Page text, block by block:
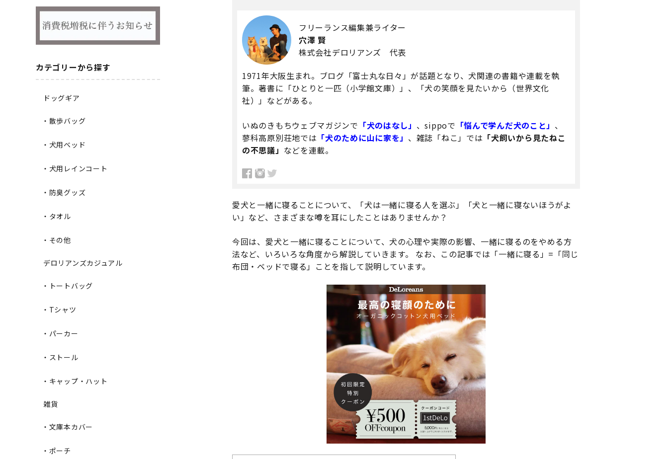
フリーランス編集兼ライター
穴澤 賢
株式会社デロリアンズ 代表
1971年大阪生まれ。ブログ「富士丸な日々」が話題となり、犬関連の書籍や連載を執
筆。著書に「ひとりと一匹（小学館文庫）」、「犬の笑顔を見たいから（世界文化
社）」などがある。
いぬのきもちウェブマガジンで 「犬のはなし」 、sippoで 「悩んで学んだ犬のこと」 、
蓼科高原別荘地では 「犬のために山に家を」 、雑誌「ねこ」では 「犬飼いから見たねこ
の不思議」 などを連載。
愛犬と一緒に寝ることについて、「犬は一緒に寝る人を選ぶ」「犬と一緒に寝ないほうがよ
い」など、さまざまな噂を耳にしたことはありませんか？
今回は、愛犬と一緒に寝ることについて、犬の心理や実際の影響、一緒に寝るのをやめる方
法など、いろいろな角度から解説していきます。 なお、この記事では「一緒に寝る」=「同じ
布団・ベッドで寝る」ことを指して説明しています。
カテゴリーから探す
ドッグギア
・散歩バッグ
・犬用ベッド
・犬用レインコート
・防臭グッズ
・タオル
・その他
デロリアンズカジュアル
・トートバッグ
・Tシャツ
・パーカー
・ストール
・キャップ・ハット
雑貨
・文庫本カバー
・ポーチ